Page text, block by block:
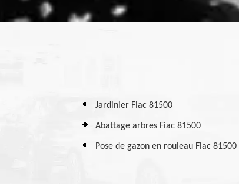
Jardinier Fiac 81500
Abattage arbres Fiac 81500
Pose de gazon en rouleau Fiac 81500